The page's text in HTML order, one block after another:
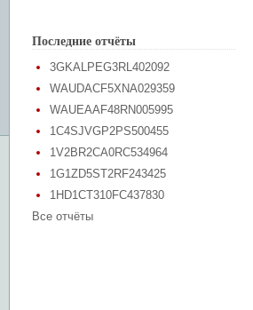
Последние отчёты
3GKALPEG3RL402092
WAUDACF5XNA029359
WAUEAAF48RN005995
1C4SJVGP2PS500455
1V2BR2CA0RC534964
1G1ZD5ST2RF243425
1HD1CT310FC437830
Все отчёты